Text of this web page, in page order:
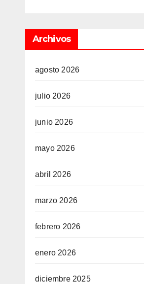
Archivos
agosto 2026
julio 2026
junio 2026
mayo 2026
abril 2026
marzo 2026
febrero 2026
enero 2026
diciembre 2025